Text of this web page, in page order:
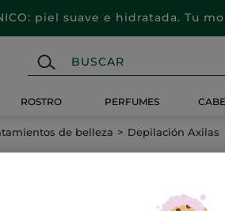
piel suave e hidratada. Tu
ROSTRO PERFUMES
de belleza Depilación Axilas